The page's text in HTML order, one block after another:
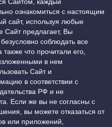
ознакомиться с настоящим
сайт, используя любые
Сайт предлагает, Вы
соблюдать все
что прочитали его,
в нем
Сайт и
в соответствии с
РФ и не
Если же вы не согласны с
вы можете отказаться от
или приложений,